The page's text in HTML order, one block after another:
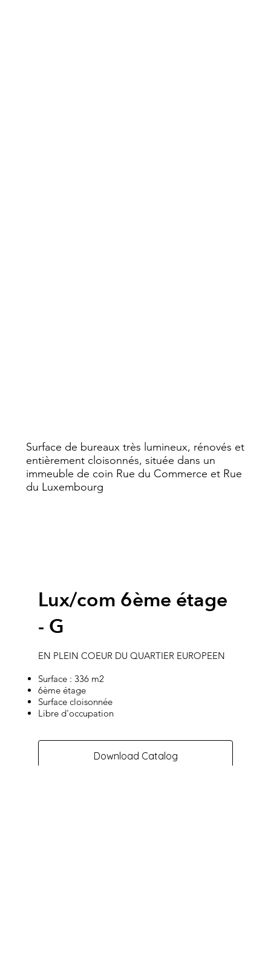
Surface de bureaux très lumineux, rénovés et
entièrement cloisonnés, située dans un
immeuble de coin Rue du Commerce et Rue
du Luxembourg
Lux/com 6ème étage
- G
EN PLEIN COEUR DU QUARTIER EUROPEEN
Surface : 336 m2
6ème étage
Surface cloisonnée
Libre d'occupation
Download Catalog